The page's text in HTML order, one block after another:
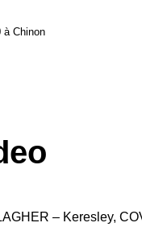
à Chinon
– Keresley,